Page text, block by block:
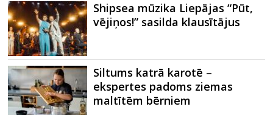
Shipsea mūzika Liepājas “Pūt,
vējiņos!” sasilda klausītājus
Siltums katrā karotē –
ekspertes padoms ziemas
maltītēm bērniem